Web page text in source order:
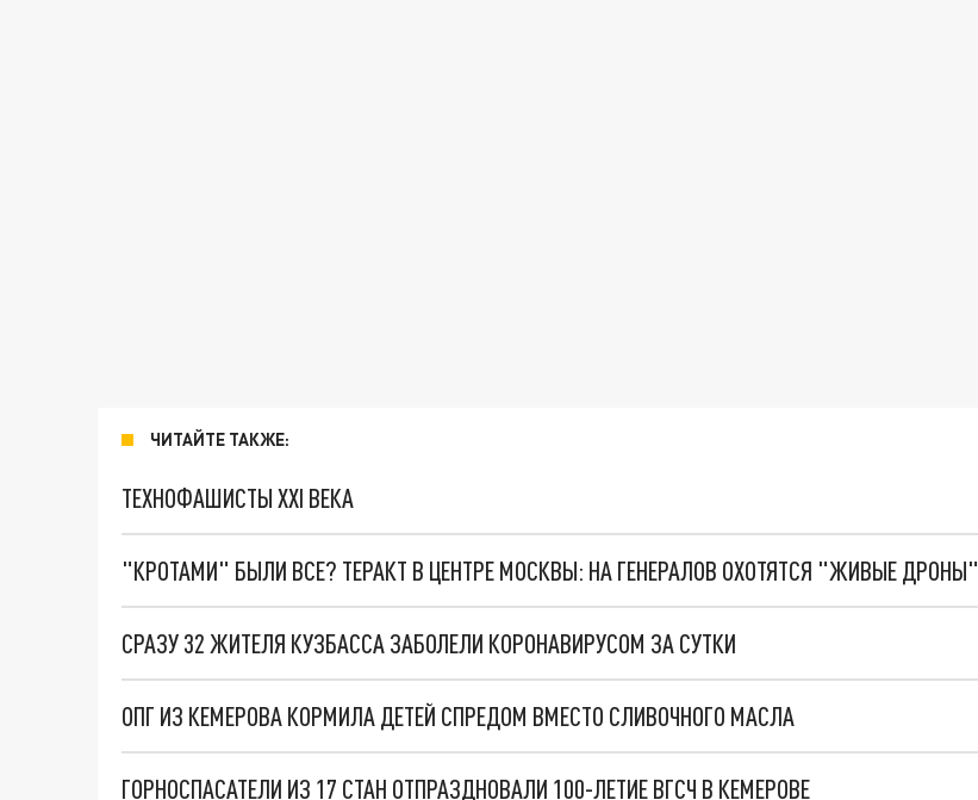
ЧИТАЙТЕ ТАКЖЕ:
ТЕХНОФАШИСТЫ XXI ВЕКА
"КРОТАМИ" БЫЛИ ВСЕ? ТЕРАКТ В ЦЕНТРЕ МОСКВЫ: НА ГЕНЕРАЛОВ ОХОТЯТСЯ "ЖИВЫЕ ДРОНЫ"
СРАЗУ 32 ЖИТЕЛЯ КУЗБАССА ЗАБОЛЕЛИ КОРОНАВИРУСОМ ЗА СУТКИ
ОПГ ИЗ КЕМЕРОВА КОРМИЛА ДЕТЕЙ СПРЕДОМ ВМЕСТО СЛИВОЧНОГО МАСЛА
ГОРНОСПАСАТЕЛИ ИЗ 17 СТАН ОТПРАЗДНОВАЛИ 100-ЛЕТИЕ ВГСЧ В КЕМЕРОВЕ